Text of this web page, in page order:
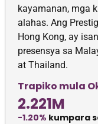
kayamanan, mga
alahas. Ang
Hong Kong, ay
presensya sa
at Thailand.
Trapiko mula
2.221M
-1.20% kumpara